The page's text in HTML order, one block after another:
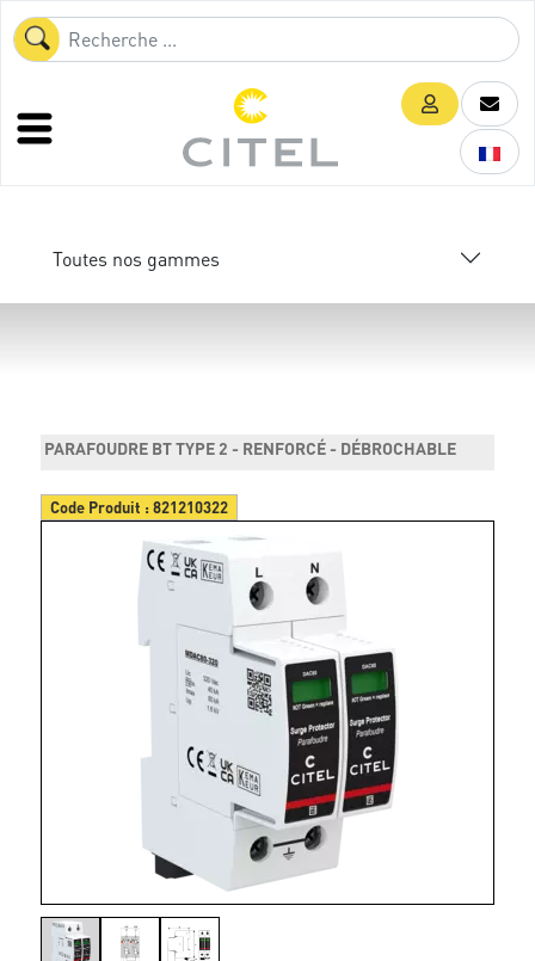
Toutes nos gammes
PARAFOUDRE BT TYPE 2 - RENFORCÉ - DÉBROCHABLE
Code Produit :821210322